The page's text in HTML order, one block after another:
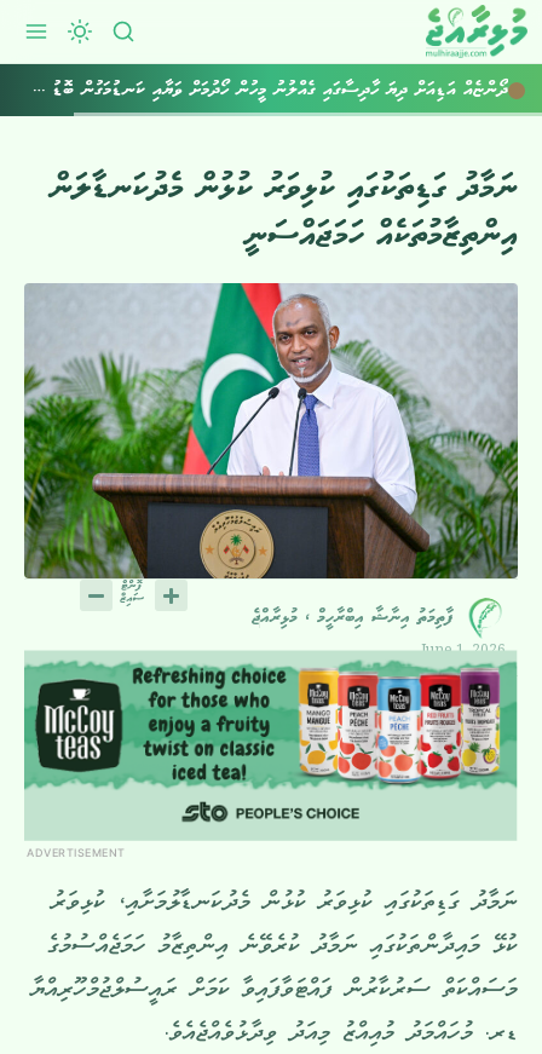
ދޯންޏެއް އަޑިއަށް ދިޔަ ހާދިސާގައި ގެއްލުނު މީހުން ހޯދުމަށް ވަޔާއި ކަނޑުމަގުން ބޮޑު ސަރަޙައްދެއް ބަލައިފި
ނަމާދު ގަޑިތަކުގައި ކުޅިވަރު ކުޅުން މެދުކަނޑާލަން
އިންތިޒާމުތަކެއް ހަމަޖައްސަނީ
ފާތިމަތު އިނާޝާ އިބްރާހީމް ، މުޅިރާއްޖެ
June 1, 2026
ADVERTISEMENT
ނަމާދު ގަޑިތަކުގައި ކުޅިވަރު ކުޅުން މެދުކަނޑާލުމަށާއި، ކުޅިވަރު
ކުޅޭ މައިދާންތަކުގައި ނަމާދު ކުރެވޭނެ އިންތިޒާމު ހަމަޖެއްސުމުގެ
މަސައްކަތް ސަރުކާރުން ފައްޓަވާފައިވާ ކަމަށް ރައީސުލްޖުމްހޫރިއްޔާ
ޑރ. މުހައްމަދު މުއިއްޒު މިއަދު ވިދާޅުވެއްޖެއެވެ.